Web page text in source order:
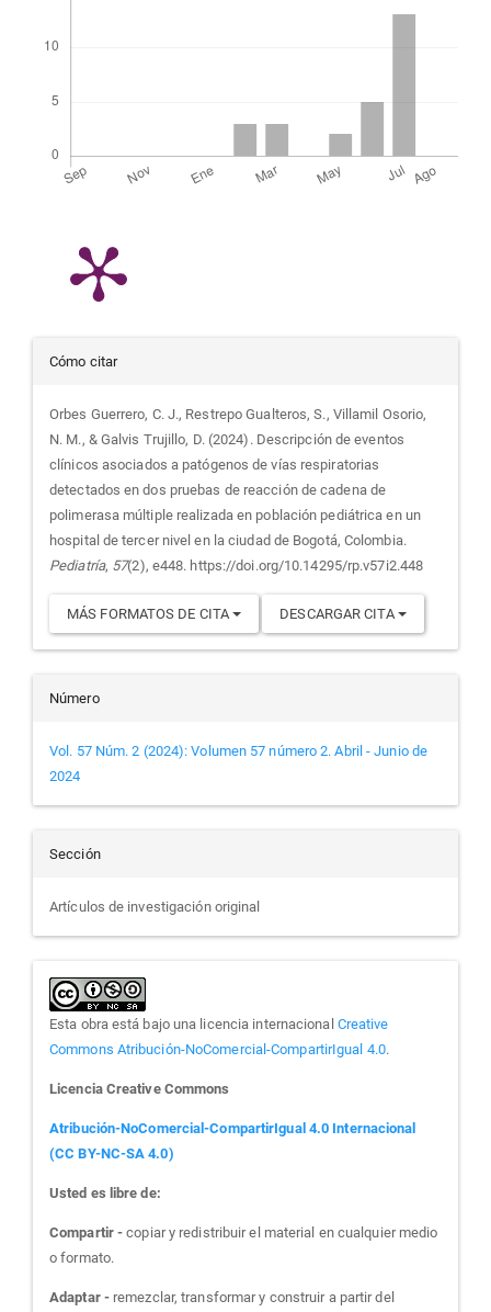
Detalles
del
artículo
Cómo citar
Orbes Guerrero, C. J., Restrepo Gualteros, S., Villamil Osorio,
N. M., & Galvis Trujillo, D. (2024). Descripción de eventos
clínicos asociados a patógenos de vías respiratorias
detectados en dos pruebas de reacción de cadena de
polimerasa múltiple realizada en población pediátrica en un
hospital de tercer nivel en la ciudad de Bogotá, Colombia.
Pediatría, 57(2), e448. https://doi.org/10.14295/rp.v57i2.448
MÁS FORMATOS DE CITA DESCARGAR CITA
Número
Vol. 57 Núm. 2 (2024): Volumen 57 número 2. Abril - Junio de
2024
Sección
Artículos de investigación original
Esta obra está bajo una licencia internacional Creative
Commons Atribución-NoComercial-CompartirIgual 4.0.
Licencia Creative Commons
Atribución-NoComercial-CompartirIgual 4.0 Internacional
(CC BY-NC-SA 4.0)
Usted es libre de:
Compartir -copiar y redistribuir el material en cualquier medio
o formato.
Adaptar -remezclar, transformar y construir a partir del